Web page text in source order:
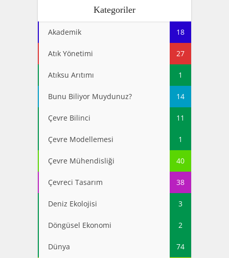
Kategoriler
Akademik 18
Atık Yönetimi 27
Atıksu Arıtımı 1
Bunu Biliyor Muydunuz? 14
Çevre Bilinci 11
Çevre Modellemesi 1
Çevre Mühendisliği 40
Çevreci Tasarım 38
Deniz Ekolojisi 3
Döngüsel Ekonomi 2
Dünya 74